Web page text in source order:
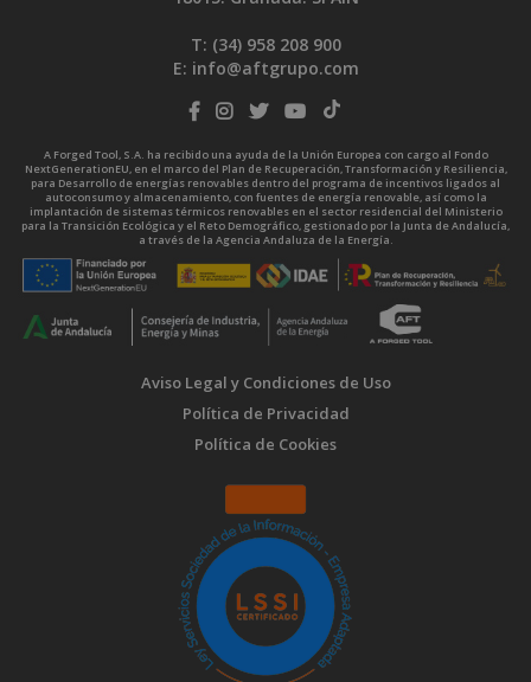
T: (34) 958 208 900
E: info@aftgrupo.com
A Forged Tool, S.A. ha recibido una ayuda de la Unión Europea con cargo al Fondo
NextGenerationEU, en el marco del Plan de Recuperación, Transformación y Resiliencia,
para Desarrollo de energías renovables dentro del programa de incentivos ligados al
autoconsumo y almacenamiento, con fuentes de energía renovable, así como la
implantación de sistemas térmicos renovables en el sector residencial del Ministerio
para la Transición Ecológica y el Reto Demográfico, gestionado por la Junta de Andalucía,
a través de la Agencia Andaluza de la Energía.
Aviso Legal y Condiciones de Uso
Política de Privacidad
Política de Cookies